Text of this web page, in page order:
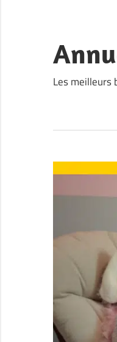
content
Les meilleurs